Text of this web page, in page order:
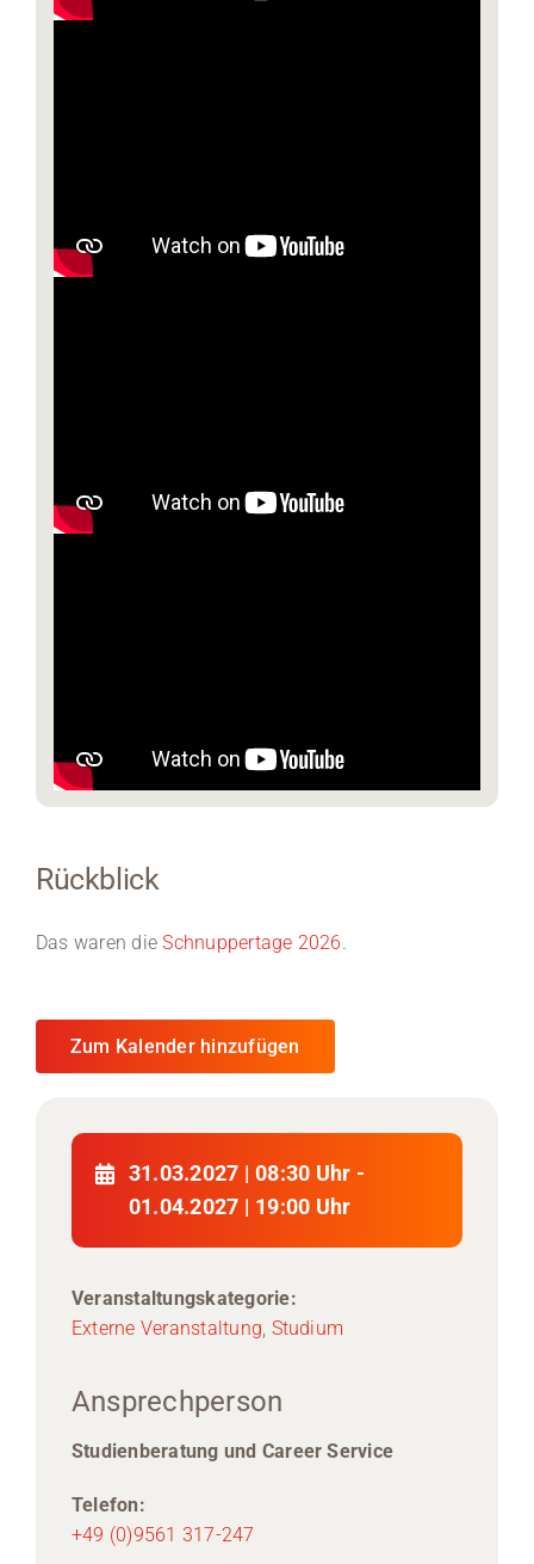
Rückblick
Das waren dieSchnuppertage 2026.
Zum Kalender hinzufügen
31.03.2027 | 08:30 Uhr -
01.04.2027 | 19:00 Uhr
Veranstaltungskategorie:
Externe Veranstaltung Studium
Ansprechperson
Studienberatung und Career Service
Telefon:
+49 (0)9561 317-247